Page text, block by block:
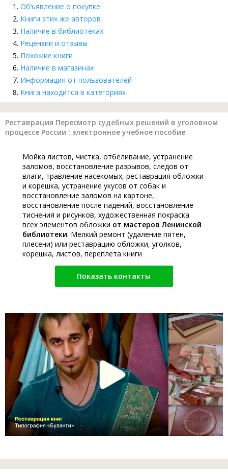
Объявление о покупке
Книги этих же авторов
Наличие в библиотеках
Рецензии и отзывы
Похожие книги
Наличие в магазинах
Информация от пользователей
Книга находится в категориях
Реставрация Пересмотр судебных решений в уголовном
процессе России : электронное учебное пособие
Мойка листов, чистка, отбеливание, устранение
заломов, восстановление разрывов, следов от
влаги, травление насекомых, реставрация обложки
и корешка, устранение укусов от собак и
восстановление заломов на картоне,
восстановление после падений, восстановление
тиснения и рисунков, художественная покраска
всех элементов обложки от мастеров Ленинской
библиотеки. Мелкий ремонт (удаление пятен,
плесени) или реставрацию обложки, уголков,
корешка, листов, переплета книги
Показать контакты